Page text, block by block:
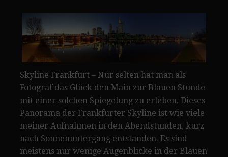
Skyline Frankfurt – Nur selten hat man als
Fotograf das Glück den Main zur Blauen Stunde
mit einer solchen Spiegelung zu erleben. Dieses
Panorama der Frankfurter Skyline ist wie viele
meiner Aufnahmen in den Abendstunden, kurz
nach Sonnenuntergang entstanden. Es sind
meistens nur wenige Augenblicke in der Blauen